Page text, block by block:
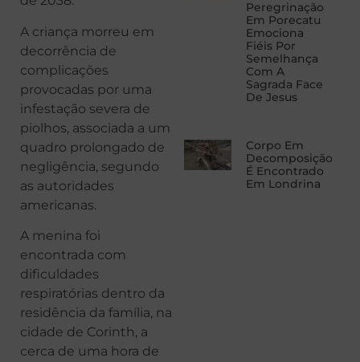
A criança morreu em
decorrência de
complicações
provocadas por uma
infestação severa de
piolhos, associada a um
quadro prolongado de
negligência, segundo
as autoridades
americanas.
A menina foi
encontrada com
dificuldades
respiratórias dentro da
residência da família, na
cidade de Corinth, a
cerca de uma hora de
Peregrinação
Em Porecatu
Emociona
Fiéis Por
Semelhança
Com A
Sagrada Face
De Jesus
Corpo Em
Decomposição
É Encontrado
Em Londrina